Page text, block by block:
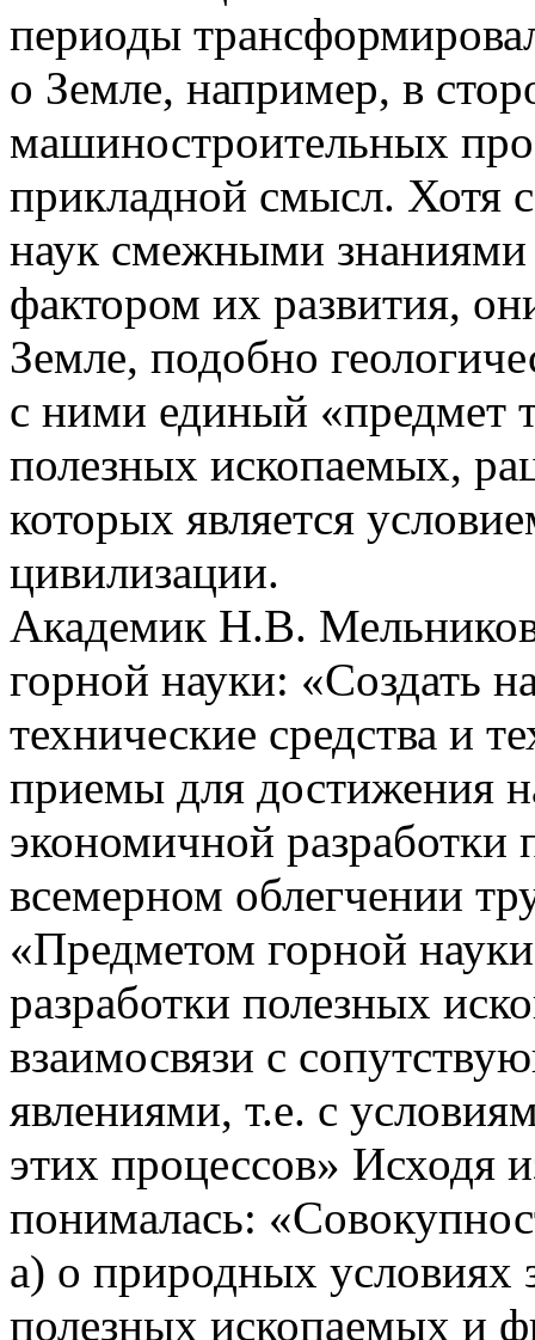
периоды
о Земле, например, в
машиностроительных
прикладной смысл. Хотя
наук смежными
фактором их развития,
Земле, подобно
с ними единый «предмет
полезных ископаемых,
которых является
цивилизации.
Академик Н.В.
горной науки: «Создать
технические средства и
приемы для достижения
экономичной
всемерном облегчении
«Предметом горной
разработки полезных
взаимосвязи с
явлениями, т.е. с
этих процессов» Исходя
понималась:
а) о природных условиях
полезных ископаемых и